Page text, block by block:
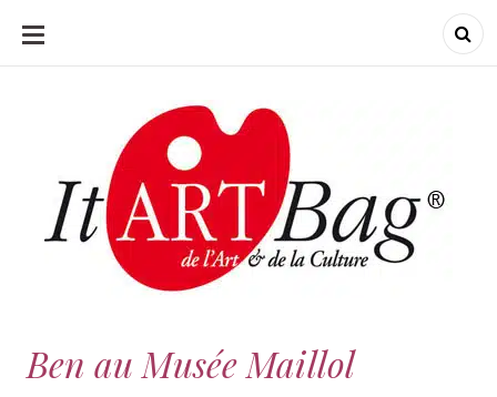
ALLER
CONTENU
ItArtBag
ItArtBag
Ben au Musée Maillol